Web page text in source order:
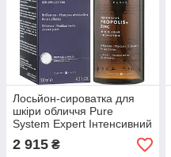
Лосьйон-сироватка для
шкіри обличчя Pure
System Expert Інтенсивний
прополіс+Цинк Institut
Esthederm,130ml
2 915 ₴